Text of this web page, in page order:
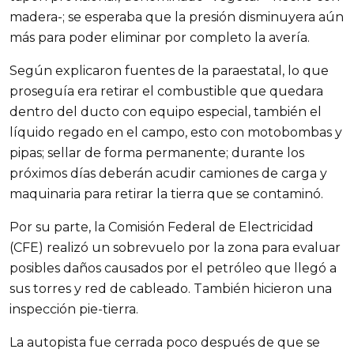
madera-; se esperaba que la presión disminuyera aún
más para poder eliminar por completo la avería.
Según explicaron fuentes de la paraestatal, lo que
proseguía era retirar el combustible que quedara
dentro del ducto con equipo especial, también el
líquido regado en el campo, esto con motobombas y
pipas; sellar de forma permanente; durante los
próximos días deberán acudir camiones de carga y
maquinaria para retirar la tierra que se contaminó.
Por su parte, la Comisión Federal de Electricidad
(CFE) realizó un sobrevuelo por la zona para evaluar
posibles daños causados por el petróleo que llegó a
sus torres y red de cableado. También hicieron una
inspección pie-tierra.
La autopista fue cerrada poco después de que se